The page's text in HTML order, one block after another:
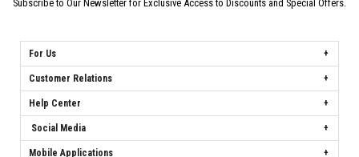
Subscribe to Our Newsletter for Exclusive Access to Discounts and Special Offers.
For Us
Customer Relations
Help Center
Social Media
Mobile Applications